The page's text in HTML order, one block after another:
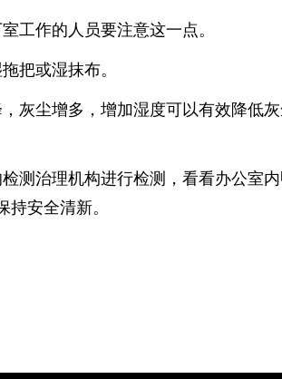
工作的人员要注意这一点。
把或湿抹布。
灰尘增多，增加湿度可以有效降低
测治理机构进行检测，看看办公室
安全清新。